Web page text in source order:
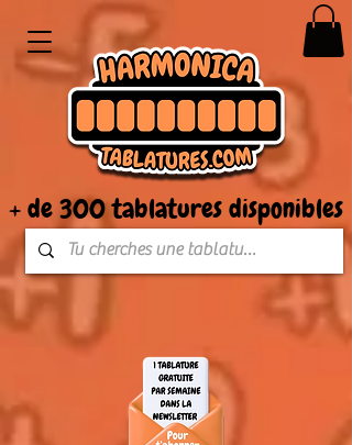
+ de 300 tablatures disponibles